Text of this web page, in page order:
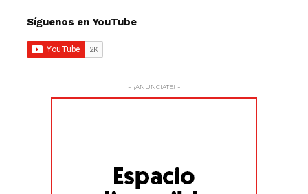
Síguenos en YouTube
- ¡ANÚNCIATE! -